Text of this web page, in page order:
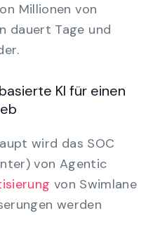
Millionen von
dauert Tage und
KI für einen
wird das SOC
von Agentic
von Swimlane
werden